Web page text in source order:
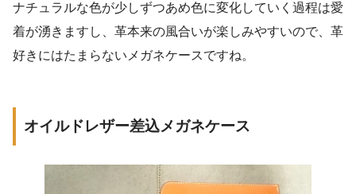
ナチュラルな色が少しずつあめ色に変化していく過程は愛
着が湧きますし、革本来の風合いが楽しみやすいので、革
好きにはたまらないメガネケースですね。
オイルドレザー差込メガネケース